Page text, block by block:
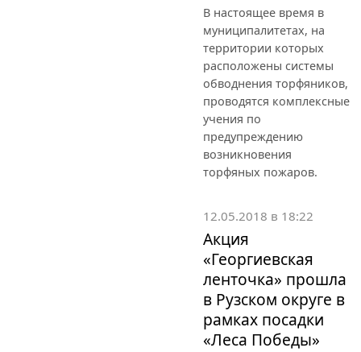
В настоящее время в
муниципалитетах, на
территории которых
расположены системы
обводнения торфяников,
проводятся комплексные
учения по
предупреждению
возникновения
торфяных пожаров.
12.05.2018 в 18:22
Акция
«Георгиевская
ленточка» прошла
в Рузском округе в
рамках посадки
«Леса Победы»